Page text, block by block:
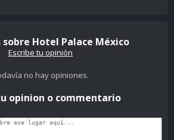
sobre Hotel Palace México
Escribe tu opinión
no hay opiniones.
opinion o commentario